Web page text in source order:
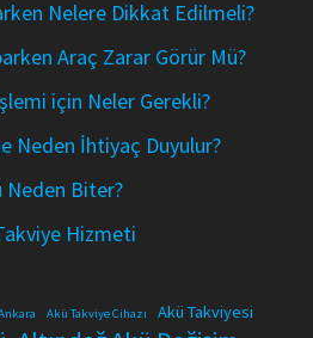
Nelere Dikkat Edilmeli?
Araç Zarar Görür Mü?
için Neler Gerekli?
Neden İhtiyaç Duyulur?
Neden Biter?
Hizmeti
Akü Takviye Cihazı Akü Takviyesi